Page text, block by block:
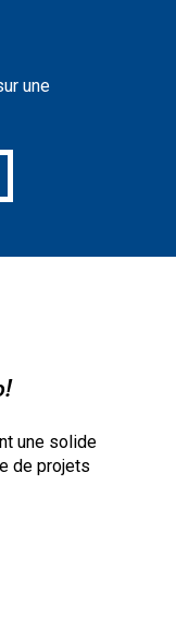
une
une solide
de projets